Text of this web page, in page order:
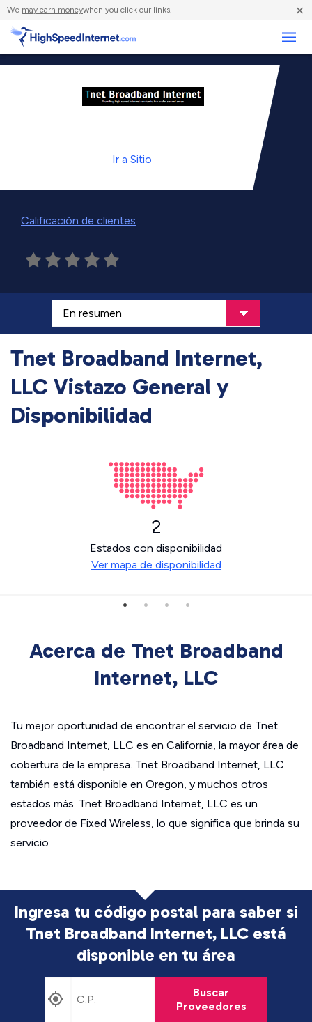
We may earn moneywhen you click our links. ×
Ir a Sitio
Calificación de clientes
Tnet Broadband Internet,
LLC Vistazo General y
Disponibilidad
2
Estados con disponibilidad
Ver mapa de disponibilidad
Acerca de Tnet Broadband
Internet, LLC
Tu mejor oportunidad de encontrar el servicio de Tnet
Broadband Internet, LLC es en California, la mayor área de
cobertura de la empresa. Tnet Broadband Internet, LLC
también está disponible en Oregon, y muchos otros
estados más. Tnet Broadband Internet, LLC es un
proveedor de Fixed Wireless, lo que significa que brinda su
servicio
Ingresa tu código postal para saber si
Tnet Broadband Internet, LLC está
disponible en tu área
Buscar
Proveedores